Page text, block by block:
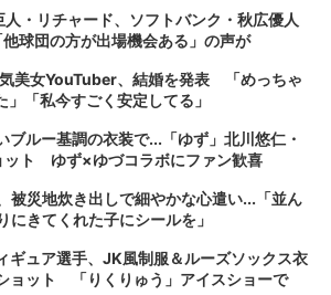
・リチャード、ソフトバンク・秋広優人
球団の方が出場機会ある」の声が
美女YouTuber、結婚を発表 「めっちゃ
」「私今すごく安定してる」
ブルー基調の衣装で...「ゆず」北川悠仁・
ット ゆず×ゆづコラボにファン歓喜
被災地炊き出しで細やかな心遣い...「並ん
にきてくれた子にシールを」
ギュア選手、JK風制服＆ルーズソックス衣
ョット 「りくりゅう」アイスショーで